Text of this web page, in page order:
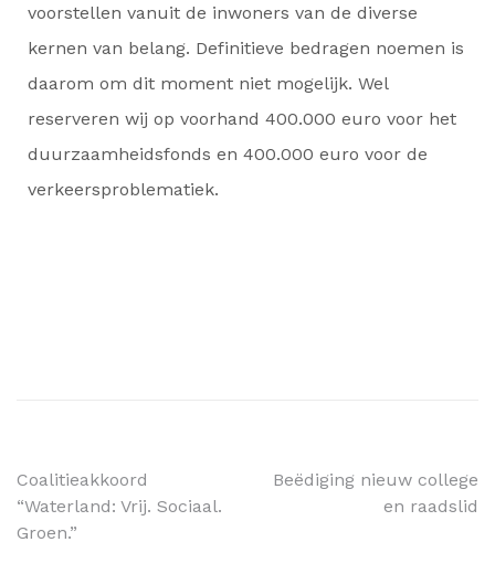
voorstellen vanuit de inwoners van de diverse
kernen van belang. Definitieve bedragen noemen is
daarom om dit moment niet mogelijk. Wel
reserveren wij op voorhand 400.000 euro voor het
duurzaamheidsfonds en 400.000 euro voor de
verkeersproblematiek.
Coalitieakkoord
“Waterland: Vrij. Sociaal.
Groen.”
Beëdiging nieuw college
en raadslid